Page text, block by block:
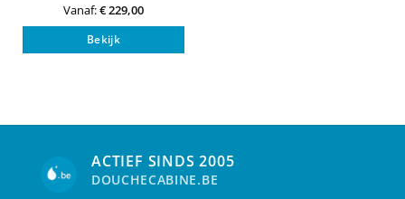
Vanaf:€229,00
Bekijk
Dit
gekozen
worden
ACTIEF SINDS 2005
DOUCHECABINE.BE